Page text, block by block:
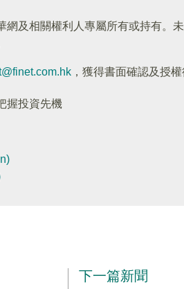
及相關權利人專屬所有或持有。
，獲得書面確認及授權
握投資先機
下一篇新聞